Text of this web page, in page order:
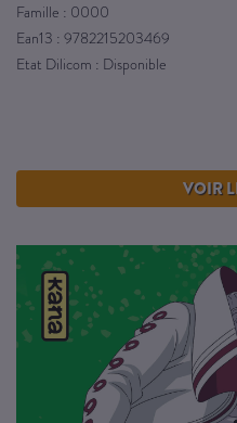
Famille : 0000
Ean13 : 9782215203469
Etat Dilicom : Disponible
VOIR